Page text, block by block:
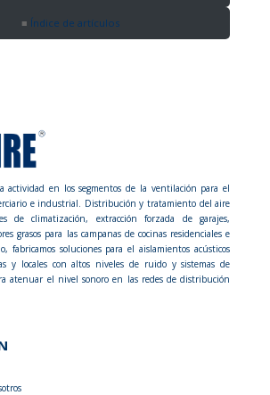
Índice de artículos
actividad en los segmentos de la ventilación para el
e industrial. Distribución y tratamiento del aire
de climatización, extracción forzada de garajes,
grasos para las campanas de cocinas residenciales e
fabricamos soluciones para el aislamientos acústicos
y locales con altos niveles de ruido y sistemas de
atenuar el nivel sonoro en las redes de distribución